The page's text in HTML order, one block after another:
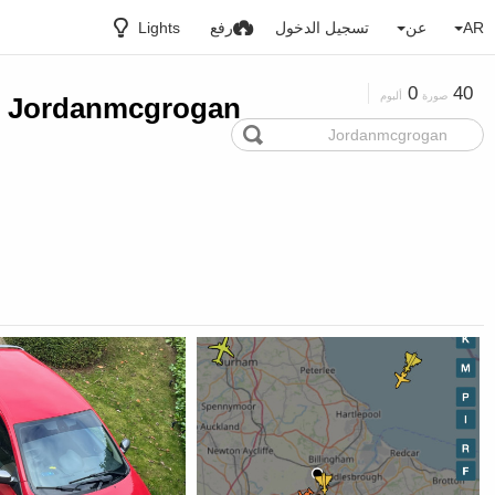
Lights رفع تسجيل الدخول عن AR
Jordanmcgrogan 40 صورة 0 ألبوم